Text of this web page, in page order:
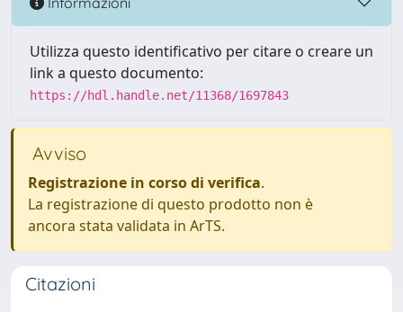
Utilizza questo identificativo per citare o creare un
link a questo documento:
https://hdl.handle.net/11368/1697843
Avviso
Registrazione in corso di verifica.
La registrazione di questo prodotto non è
ancora stata validata in ArTS.
Citazioni